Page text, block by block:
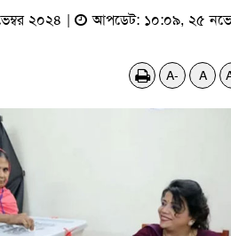
২০২৪ |
আপডেট: ১০:০৯, ২৫
A- A